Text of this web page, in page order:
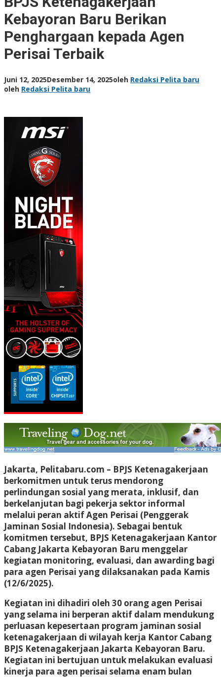
Kebayoran Baru Berikan
Penghargaan kepada Agen
Perisai Terbaik
Juni 12, 2025Desember 14, 2025oleh Redaksi Pelita baru
oleh Redaksi Pelita baru
Jakarta, Pelitabaru.com – BPJS Ketenagakerjaan
berkomitmen untuk terus mendorong
perlindungan sosial yang merata, inklusif, dan
berkelanjutan bagi pekerja sektor informal
melalui peran aktif Agen Perisai (Penggerak
Jaminan Sosial Indonesia). Sebagai bentuk
komitmen tersebut, BPJS Ketenagakerjaan Kantor
Cabang Jakarta Kebayoran Baru menggelar
kegiatan monitoring, evaluasi, dan awarding bagi
para agen Perisai yang dilaksanakan pada Kamis
(12/6/2025).
Kegiatan ini dihadiri oleh 30 orang agen Perisai
yang selama ini berperan aktif dalam mendukung
perluasan kepesertaan program jaminan sosial
ketenagakerjaan di wilayah kerja Kantor Cabang
BPJS Ketenagakerjaan Jakarta Kebayoran Baru.
Kegiatan ini bertujuan untuk melakukan evaluasi
kinerja para agen perisai selama enam bulan